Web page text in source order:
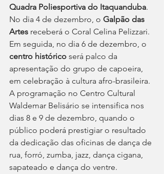
Quadra Poliesportiva do Itaquanduba.
No dia 4 de dezembro, o Galpão das
Artes receberá o Coral Celina Pelizzari.
Em seguida, no dia 6 de dezembro, o
centro histórico será palco da
apresentação do grupo de capoeira,
em celebração à cultura afro-brasileira.
A programação no Centro Cultural
Waldemar Belisário se intensifica nos
dias 8 e 9 de dezembro, quando o
público poderá prestigiar o resultado
da dedicação das oficinas de dança de
rua, forró, zumba, jazz, dança cigana,
sapateado e dança do ventre.